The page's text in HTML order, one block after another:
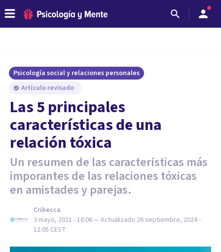
Psicología social y relaciones personales
Artículo revisado
Las 5 principales
características de una
relación tóxica
Un resumen de las características más
imporantes de las relaciones tóxicas
en amistades y parejas.
Cribecca
3 mayo, 2021 - 16:06— Actualizado 26 septiembre, 2024 -
12:05 CEST